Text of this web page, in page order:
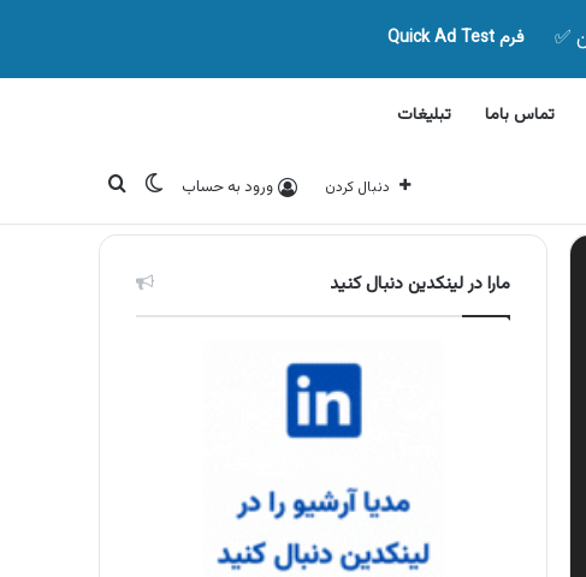
فرم Quick Ad Test
تماس باما تبلیغات
دنبال کردن ورود به حساب تغییر پوسته
جستجو برای
مارا در لینکدین دنبال کنید